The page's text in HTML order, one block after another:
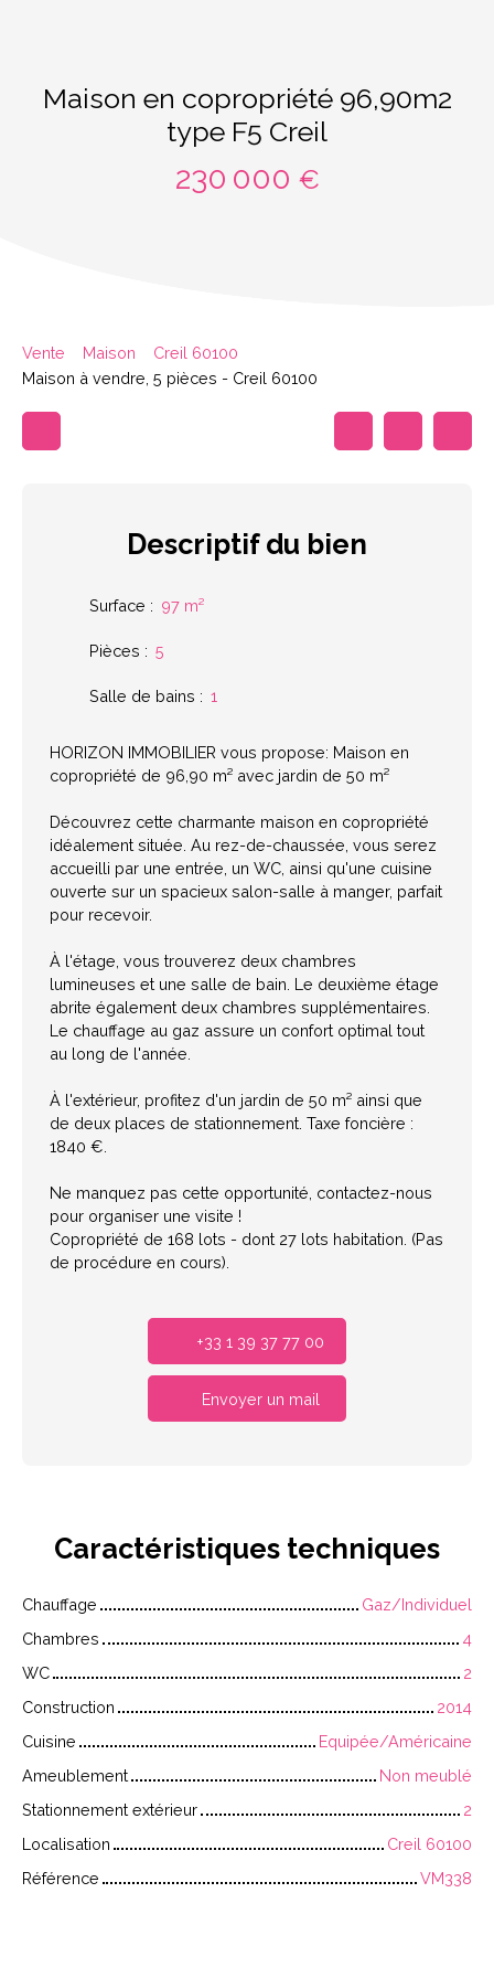
Maison en copropriété 96,90m2
type F5 Creil
230 000 €
Vente Maison
Creil 60100
Maison à vendre, 5 pièces - Creil 60100
Descriptifdu bien
Surface : 97 m²
Pièces : 5
Salle de bains : 1
HORIZON IMMOBILIER vous propose: Maison en
copropriété de 96,90 m² avec jardin de 50 m²
Découvrez cette charmante maison en copropriété
idéalement située. Au rez-de-chaussée, vous serez
accueilli par une entrée, un WC, ainsi qu'une cuisine
ouverte sur un spacieux salon-salle à manger, parfait
pour recevoir.
À l'étage, vous trouverez deux chambres
lumineuses et une salle de bain. Le deuxième étage
abrite également deux chambres supplémentaires.
Le chauffage au gaz assure un confort optimal tout
au long de l'année.
À l'extérieur, profitez d'un jardin de 50 m² ainsi que
de deux places de stationnement. Taxe foncière :
1840 €.
Ne manquez pas cette opportunité, contactez-nous
pour organiser une visite !
Copropriété de 168 lots - dont 27 lots habitation. (Pas
de procédure en cours).
+33 1 39 37 77 00
Envoyer un mail
Caractéristiques techniques
Chauffage
Gaz/Individuel
Chambres
4
WC
2
Construction
2014
Cuisine
Equipée/Américaine
Ameublement
Non meublé
Stationnement extérieur
2
Localisation
Creil 60100
Référence
VM338